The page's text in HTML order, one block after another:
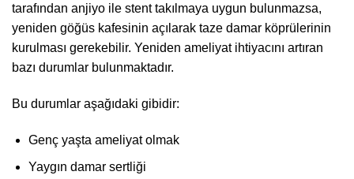
tarafından anjiyo ile stent takılmaya uygun bulunmazsa,
yeniden göğüs kafesinin açılarak taze damar köprülerinin
kurulması gerekebilir. Yeniden ameliyat ihtiyacını artıran
bazı durumlar bulunmaktadır.
Bu durumlar aşağıdaki gibidir:
Genç yaşta ameliyat olmak
Yaygın damar sertliği